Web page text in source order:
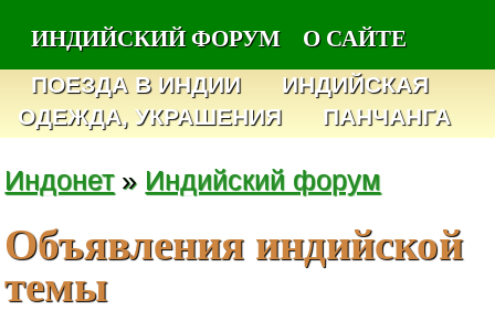
ИНДИЙСКИЙ ФОРУМ
О САЙТЕ
ПОЕЗДА В ИНДИИ
ИНДИЙСКАЯ
ОДЕЖДА, УКРАШЕНИЯ
ПАНЧАНГА
Индонет» Индийский форум
Объявления индийской
темы